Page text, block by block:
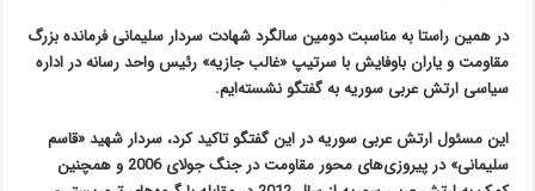
در همین راستا به مناسبت دومین سالگرد شهادت سردار سلیمانی فرمانده بزرگ
مقاومت و یاران باوفایش با سرتیپ «غالب جازیه» رئیس واحد رسانه در اداره
سیاسی ارتش عربی سوریه به گفتگو نشسته‌ایم.
این مسئول ارتش عربی سوریه در این گفتگو تاکید کرد، سردار شهید «قاسم
سلیمانی» در پیروزی‌های محور مقاومت در جنگ جولای 2006 و همچنین